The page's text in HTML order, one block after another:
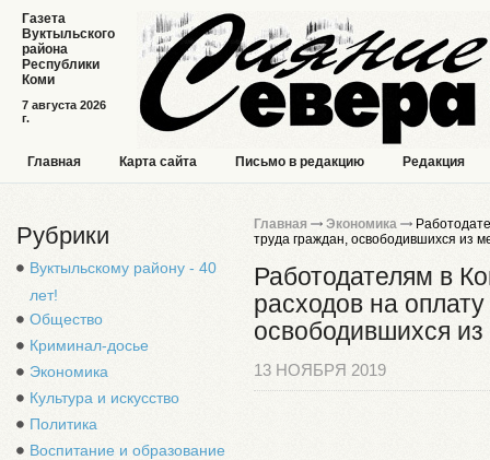
7 августа 2026
г.
Газета
Вуктыльского
района
Республики
Коми
Главная Карта сайта Письмо в редакцию Редакция
Рубрики
Вуктыльскому району - 40
лет!
Общество
Криминал-досье
Экономика
Культура и искусство
Политика
Воспитание и образование
Главная Экономика
труда граждан, освободившихся из
Работодателям в
расходов на
освободившихся
13 НОЯБРЯ 2019